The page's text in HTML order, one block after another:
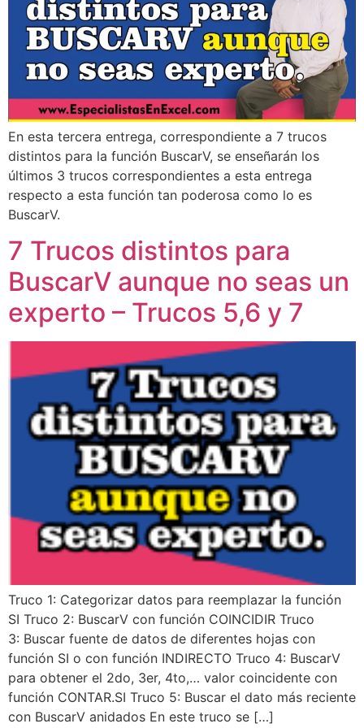
En esta tercera entrega, correspondiente a 7 trucos
distintos para la función BuscarV, se enseñarán los
últimos 3 trucos correspondientes a esta entrega
respecto a esta función tan poderosa como lo es
BuscarV.
7 Trucos distintos para
BuscarV aunque no seas un
experto – Trucos 5,6 y 7
Truco 1: Categorizar datos para reemplazar la función
SI Truco 2: BuscarV con función COINCIDIR Truco
3: Buscar fuente de datos de diferentes hojas con
función SI o con función INDIRECTO Truco 4: BuscarV
para obtener el 2do, 3er, 4to,… valor coincidente con
función CONTAR.SI Truco 5: Buscar el dato más reciente
con BuscarV anidados En este truco se […]